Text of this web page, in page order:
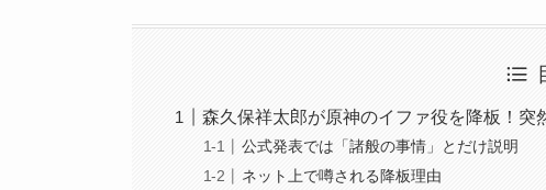
森久保祥太郎が原神のイファ役を降板！突
公式発表では「諸般の事情」とだけ説明
ネット上で噂される降板理由